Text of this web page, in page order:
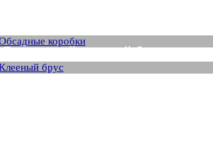
Деревянный клееный брус